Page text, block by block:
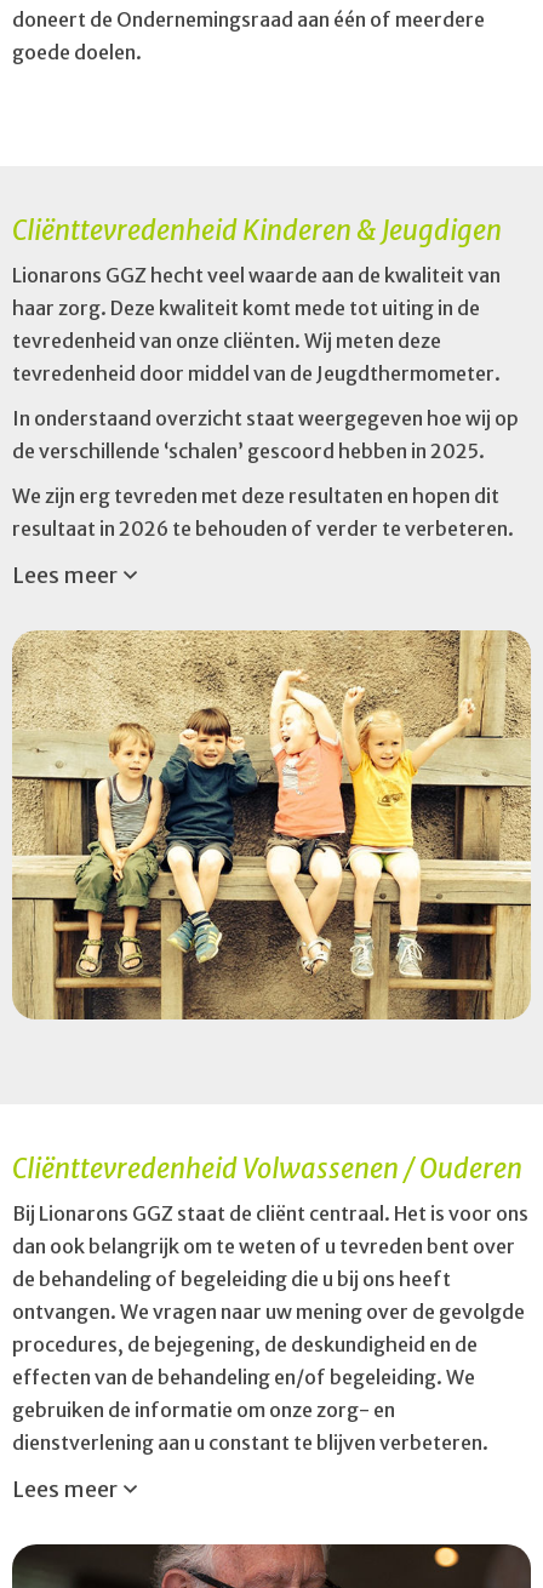
doneert de Ondernemingsraad aan één of meerdere
goede doelen.
Cliënttevredenheid Kinderen & Jeugdigen
Lionarons GGZ hecht veel waarde aan de kwaliteit van
haar zorg. Deze kwaliteit komt mede tot uiting in de
tevredenheid van onze cliënten. Wij meten deze
tevredenheid door middel van de Jeugdthermometer.
In onderstaand overzicht staat weergegeven hoe wij op
de verschillende ‘schalen’ gescoord hebben in 2025.
We zijn erg tevreden met deze resultaten en hopen dit
resultaat in 2026 te behouden of verder te verbeteren.
Lees meer
Cliënttevredenheid Volwassenen / Ouderen
Bij Lionarons GGZ staat de cliënt centraal. Het is voor ons
dan ook belangrijk om te weten of u tevreden bent over
de behandeling of begeleiding die u bij ons heeft
ontvangen. We vragen naar uw mening over de gevolgde
procedures, de bejegening, de deskundigheid en de
effecten van de behandeling en/of begeleiding. We
gebruiken de informatie om onze zorg- en
dienstverlening aan u constant te blijven verbeteren.
Lees meer